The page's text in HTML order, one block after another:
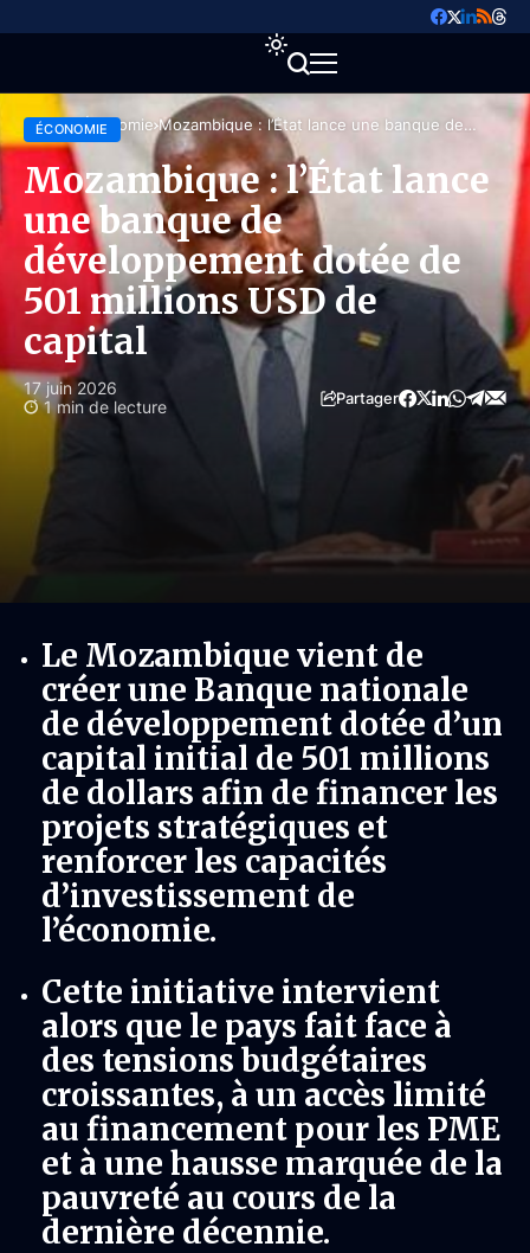
Accueil Économie Mozambique : l’État lance une banque de
développement dotée de 501 millions USD de
capital
ÉCONOMIE
Mozambique : l’État lance
une banque de
développement dotée de
501 millions USD de
capital
17 juin 2026
1 min de lecture
Partager
Le Mozambique vient de
créer une Banque nationale
de développement dotée d’un
capital initial de 501 millions
de dollars afin de financer les
projets stratégiques et
renforcer les capacités
d’investissement de
l’économie.
Cette initiative intervient
alors que le pays fait face à
des tensions budgétaires
croissantes, à un accès limité
au financement pour les PME
et à une hausse marquée de la
pauvreté au cours de la
dernière décennie.